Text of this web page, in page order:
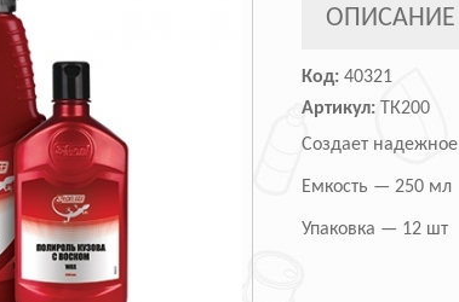
ОПИСАНИЕ
Код: 40321
Артикул: ТК200
Создает
Емкость — 250 мл
Упаковка — 12 шт